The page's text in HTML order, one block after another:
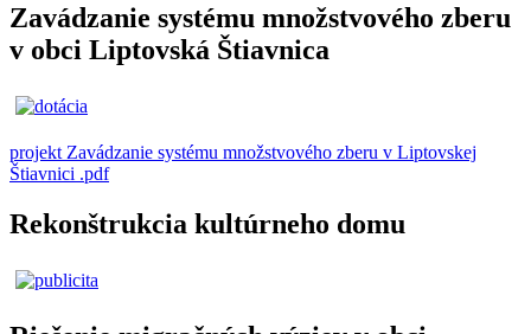
Zavádzanie systému množstvového zberu
v obci Liptovská Štiavnica
projekt Zavádzanie systému množstvového zberu v Liptovskej
Štiavnici .pdf
Rekonštrukcia kultúrneho domu